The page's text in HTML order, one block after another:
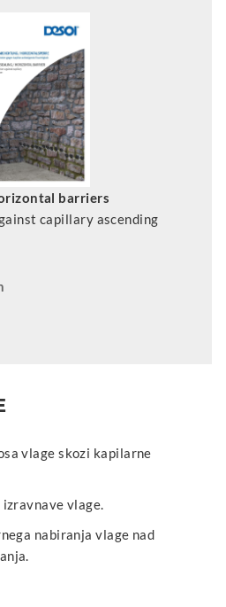
barriers
capillary ascending
vlage skozi kapilarne
vlage.
nabiranja vlage nad